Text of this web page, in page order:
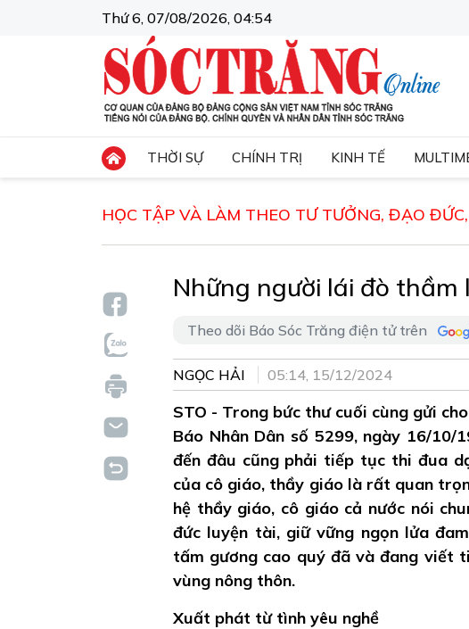
Thứ 6, 07/08/2026, 04:54
THỜI SỰ CHÍNH TRỊ KINH TẾ
HỌC TẬP VÀ LÀM THEO TƯ TƯỞNG, ĐẠO
Những người lái đò thầm
Theo dõi Báo Sóc Trăng điện tử trên
NGỌC HẢI 05:14, 15/12/2024
STO - Trong bức thư cuối cùng gửi
Báo Nhân Dân số 5299, ngày 16/10/
đến đâu cũng phải tiếp tục thi đua
của cô giáo, thầy giáo là rất quan
hệ thầy giáo, cô giáo cả nước nói
đức luyện tài, giữ vững ngọn lửa
tấm gương cao quý đã và đang viết
vùng nông thôn.
Xuất phát từ tình yêu nghề